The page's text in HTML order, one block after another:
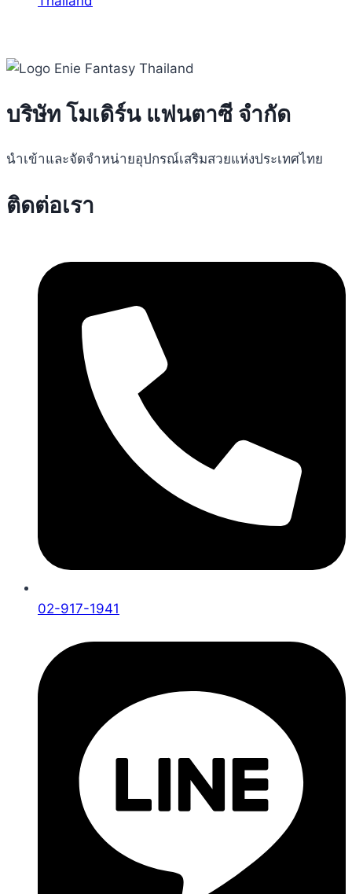
บริษัท โมเดิร์น แฟนตาซี จำกัด
นำเข้าและจัดจำหน่ายอุปกรณ์เสริมสวยแห่งประเทศไทย
ติดต่อเรา
02-917-1941